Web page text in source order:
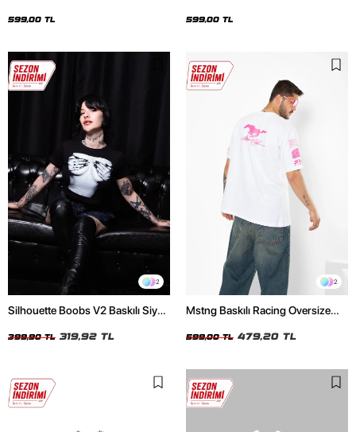
599,00 TL 599,00 TL
2
Silhouette Boobs V2 Baskılı Siyah
399,90 TL 319,92 TL
2
Mstng Baskılı Racing Oversize
599,00 TL 479,20 TL